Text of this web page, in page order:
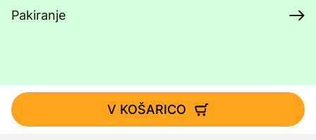
Pakiranje
V KOŠARICO